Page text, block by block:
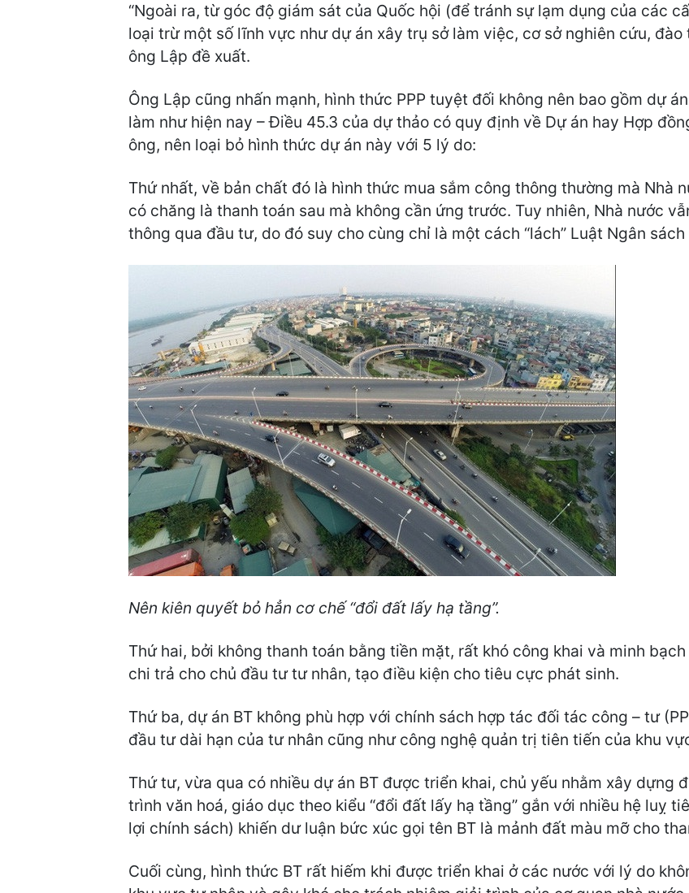
“Ngoài ra, từ góc độ giám sát của Quốc hội (để tránh sự lạm dụng của các
loại trừ một số lĩnh vực như dự án xây trụ sở làm việc, cơ sở nghiên cứu, đào
ông Lập đề xuất.
Ông Lập cũng nhấn mạnh, hình thức PPP tuyệt đối không nên bao gồm dự
làm như hiện nay – Điều 45.3 của dự thảo có quy định về Dự án hay Hợp
ông, nên loại bỏ hình thức dự án này với 5 lý do:
Thứ nhất, về bản chất đó là hình thức mua sắm công thông thường mà Nhà
có chăng là thanh toán sau mà không cần ứng trước. Tuy nhiên, Nhà nước
thông qua đầu tư, do đó suy cho cùng chỉ là một cách “lách” Luật Ngân
Nên kiên quyết bỏ hẳn cơ chế “đổi đất lấy hạ tầng”.
Thứ hai, bởi không thanh toán bằng tiền mặt, rất khó công khai và minh
chi trả cho chủ đầu tư tư nhân, tạo điều kiện cho tiêu cực phát sinh.
Thứ ba, dự án BT không phù hợp với chính sách hợp tác đối tác công – tư
đầu tư dài hạn của tư nhân cũng như công nghệ quản trị tiên tiến của khu
Thứ tư, vừa qua có nhiều dự án BT được triển khai, chủ yếu nhằm xây dựng
trình văn hoá, giáo dục theo kiểu “đổi đất lấy hạ tầng” gắn với nhiều hệ luỵ
lợi chính sách) khiến dư luận bức xúc gọi tên BT là mảnh đất màu mỡ cho
Cuối cùng, hình thức BT rất hiếm khi được triển khai ở các nước với lý do